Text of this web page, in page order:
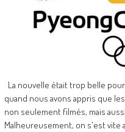
La nouvelle était trop belle
quand nous avons appris que
non seulement filmés, mais
Malheureusement, on s'est